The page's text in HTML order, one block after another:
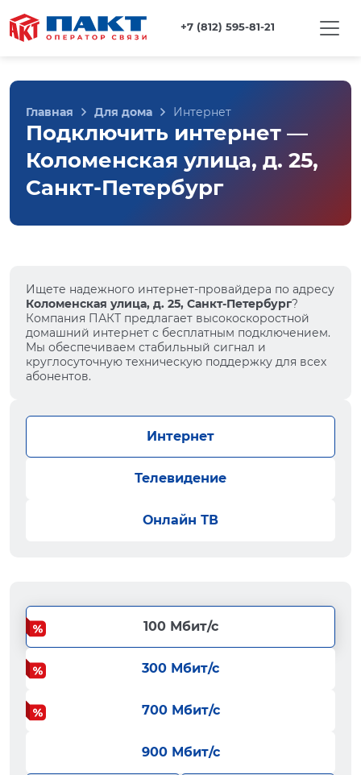
+7 (812) 595-81-21
Главная Для дома Интернет
Подключить интернет —
Коломенская улица, д. 25,
Санкт-Петербург
Ищете надежного интернет-провайдера по адресу
Коломенская улица, д. 25, Санкт-Петербург?
Компания ПАКТ предлагает высокоскоростной
домашний интернет с бесплатным подключением.
Мы обеспечиваем стабильный сигнал и
круглосуточную техническую поддержку для всех
абонентов.
Интернет
Телевидение
Онлайн ТВ
100 Мбит/с
300 Мбит/с
700 Мбит/с
900 Мбит/с